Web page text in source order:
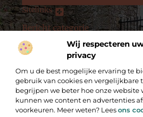
Wij respecteren
privacy
Om u de best mogelijke ervaring te
gebruik van cookies en vergelijkbare
begrijpen we beter hoe onze website
kunnen we content en advertenties
voorkeuren. Meer weten? Leesons
Sitelinks
Meld je aan
Wil jij van je auto af?
Goedkope all in vakanties
Welke brievenbus past het mooiste bij
Bericht categorie